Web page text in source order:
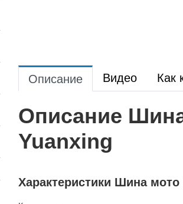
Описание Видео Как
Описание
Yuanxing
Характеристики Шина мото